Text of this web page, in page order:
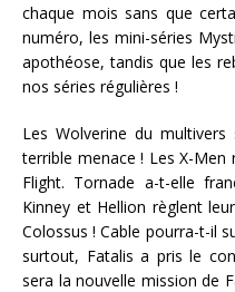
chaque mois sans que
numéro, les mini-séries
apothéose, tandis que les
nos séries régulières !
Les Wolverine du
terrible menace ! Les X-Men
Flight. Tornade a-t-elle
Kinney et Hellion règlent
Colossus ! Cable pourra-t-il
surtout, Fatalis a pris le
sera la nouvelle mission de